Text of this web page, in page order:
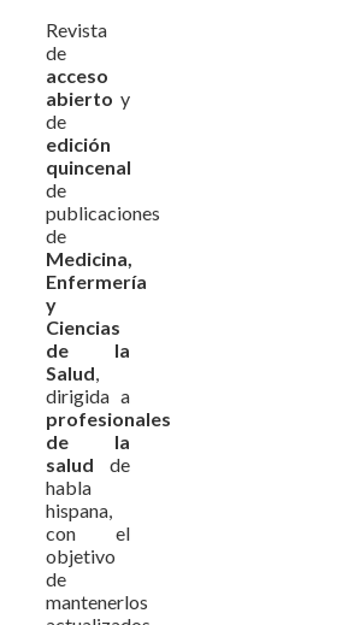
Revista
de
acceso
abierto y
de
edición
quincenal
de
publicaciones
de
Medicina,
Enfermería
y
Ciencias
de la
Salud,
dirigida a
profesionales
de la
salud de
habla
hispana,
con el
objetivo
de
mantenerlos